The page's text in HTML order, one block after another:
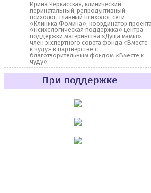
Ирина Черкасская, клинический,
перинатальный, репродуктивный
психолог, главный психолог сети
«Клиника Фомина», координатор проекта
«Психологическая поддержка» центра
поддержки материнства «Душа мамы»,
член экспертного совета фонда «Вместе
к чуду» в партнерстве с
благотворительным фондом «Вместе к
чуду».
При поддержке